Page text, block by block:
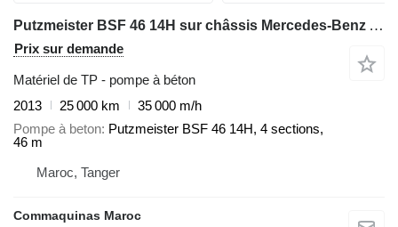
Putzmeister BSF 46 14H sur châssis Mercedes-Benz Actros 4141
Prix sur demande
Matériel de TP - pompe à béton
2013
25 000 km
35 000 m/h
Pompe à beton Putzmeister BSF 46 14H, 4 sections,
46 m
Maroc, Tanger
Commaquinas Maroc